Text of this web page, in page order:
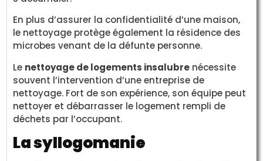
En plus d’assurer la confidentialité d’une maison,
le nettoyage protège également la résidence des
microbes venant de la défunte personne.
Le nettoyage de logements insalubre nécessite
souvent l’intervention d’une entreprise de
nettoyage. Fort de son expérience, son équipe peut
nettoyer et débarrasser le logement rempli de
déchets par l’occupant.
La syllogomanie